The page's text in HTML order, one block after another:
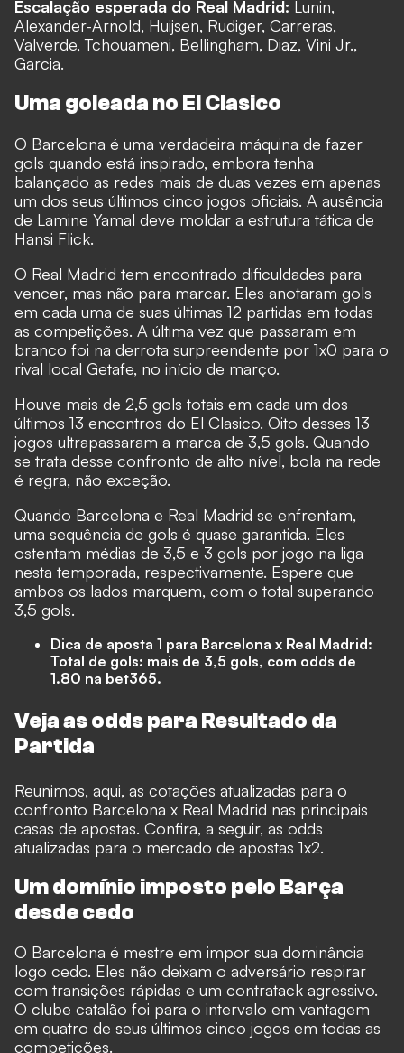
Escalação esperada do Real Madrid: Lunin,
Alexander-Arnold, Huijsen, Rudiger, Carreras,
Valverde, Tchouameni, Bellingham, Diaz, Vini Jr.,
Garcia.
Uma goleada no El Clasico
O Barcelona é uma verdadeira máquina de fazer
gols quando está inspirado, embora tenha
balançado as redes mais de duas vezes em apenas
um dos seus últimos cinco jogos oficiais. A ausência
de Lamine Yamal deve moldar a estrutura tática de
Hansi Flick.
O Real Madrid tem encontrado dificuldades para
vencer, mas não para marcar. Eles anotaram gols
em cada uma de suas últimas 12 partidas em todas
as competições. A última vez que passaram em
branco foi na derrota surpreendente por 1x0 para o
rival local Getafe, no início de março.
Houve mais de 2,5 gols totais em cada um dos
últimos 13 encontros do El Clasico. Oito desses 13
jogos ultrapassaram a marca de 3,5 gols. Quando
se trata desse confronto de alto nível, bola na rede
é regra, não exceção.
Quando Barcelona e Real Madrid se enfrentam,
uma sequência de gols é quase garantida. Eles
ostentam médias de 3,5 e 3 gols por jogo na liga
nesta temporada, respectivamente. Espere que
ambos os lados marquem, com o total superando
3,5 gols.
Dica de aposta 1 para Barcelona x Real Madrid:
Total de gols: mais de 3,5 gols, com odds de
1.80 na bet365.
Veja as odds para Resultado da
Partida
Reunimos, aqui, as cotações atualizadas para o
confronto Barcelona x Real Madrid nas principais
casas de apostas. Confira, a seguir, as odds
atualizadas para o mercado de apostas 1x2.
Um domínio imposto pelo Barça
desde cedo
O Barcelona é mestre em impor sua dominância
logo cedo. Eles não deixam o adversário respirar
com transições rápidas e um contratack agressivo.
O clube catalão foi para o intervalo em vantagem
em quatro de seus últimos cinco jogos em todas as
competições.